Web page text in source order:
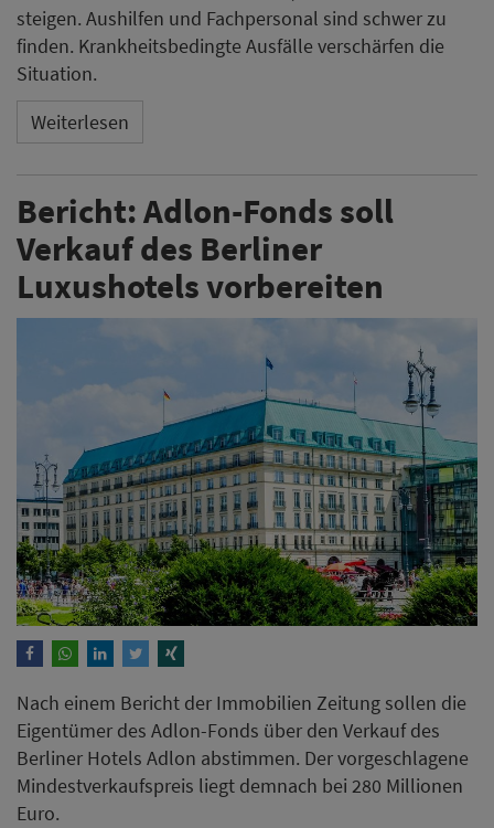
steigen. Aushilfen und Fachpersonal sind schwer zu
finden. Krankheitsbedingte Ausfälle verschärfen die
Situation.
Weiterlesen
Bericht: Adlon-Fonds soll
Verkauf des Berliner
Luxushotels vorbereiten
Nach einem Bericht der Immobilien Zeitung sollen die
Eigentümer des Adlon-Fonds über den Verkauf des
Berliner Hotels Adlon abstimmen. Der vorgeschlagene
Mindestverkaufspreis liegt demnach bei 280 Millionen
Euro.